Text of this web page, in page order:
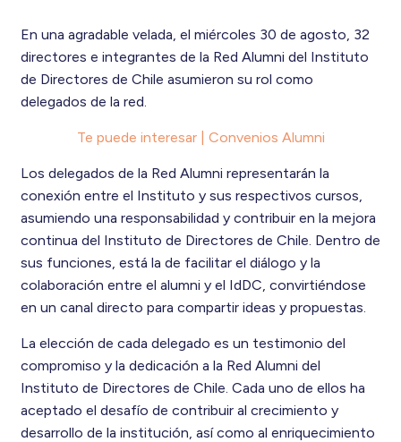
En una agradable velada, el miércoles 30 de agosto, 32
directores e integrantes de la Red Alumni del Instituto
de Directores de Chile asumieron su rol como
delegados de la red.
Te puede interesar | Convenios Alumni
Los delegados de la Red Alumni representarán la
conexión entre el Instituto y sus respectivos cursos,
asumiendo una responsabilidad y contribuir en la mejora
continua del Instituto de Directores de Chile. Dentro de
sus funciones, está la de facilitar el diálogo y la
colaboración entre el alumni y el IdDC, convirtiéndose
en un canal directo para compartir ideas y propuestas.
La elección de cada delegado es un testimonio del
compromiso y la dedicación a la Red Alumni del
Instituto de Directores de Chile. Cada uno de ellos ha
aceptado el desafío de contribuir al crecimiento y
desarrollo de la institución, así como al enriquecimiento